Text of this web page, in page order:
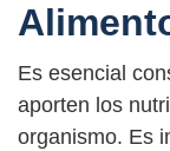
Es esencial
aporten los
organismo. Es